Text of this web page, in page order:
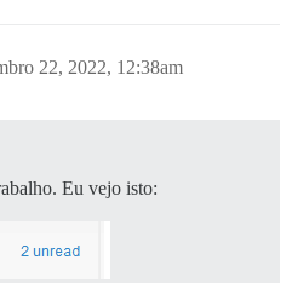
22, 2022, 12:38am
Eu vejo isto: